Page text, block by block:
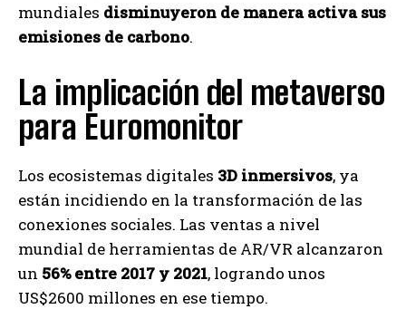
mundiales disminuyeron de manera activa sus
emisiones de carbono.
La implicación del metaverso
para Euromonitor
Los ecosistemas digitales 3D inmersivos, ya
están incidiendo en la transformación de las
conexiones sociales. Las ventas a nivel
mundial de herramientas de AR/VR alcanzaron
un 56% entre 2017 y 2021, logrando unos
US$2600 millones en ese tiempo.